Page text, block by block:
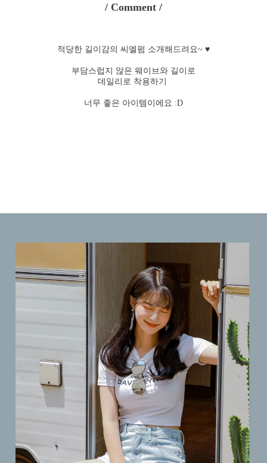
/ Comment /
적당한 길이감의 씨엘펌 소개해드려요~ ♥
부담스럽지 않은 웨이브와 길이로
데일리로 착용하기
너무 좋은 아이템이에요 :D